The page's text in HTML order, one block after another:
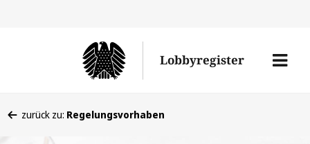
Lobbyregister
Menü
befinden
zurück zu: Regelungsvorhaben